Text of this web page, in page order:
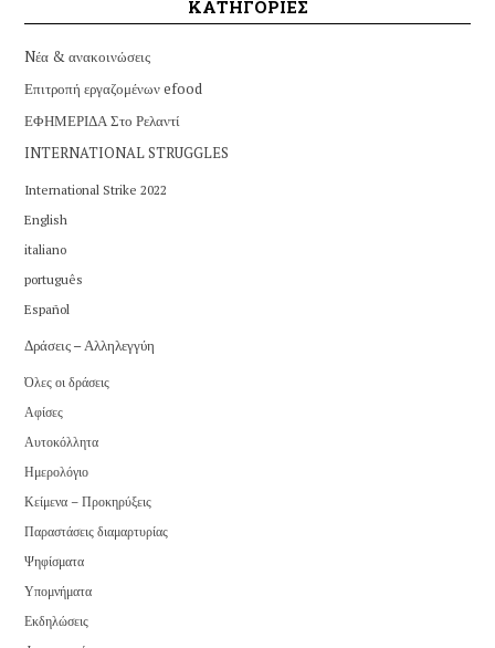
ΚΑΤΗΓΟΡΙΕΣ
Nέα & ανακοινώσεις
Επιτροπή εργαζομένων efood
ΕΦΗΜΕΡΙΔΑ Στο Ρελαντί
INTERNATIONAL STRUGGLES
International Strike 2022
English
italiano
português
Español
Δράσεις – Αλληλεγγύη
Όλες οι δράσεις
Αφίσες
Αυτοκόλλητα
Ημερολόγιο
Κείμενα – Προκηρύξεις
Παραστάσεις διαμαρτυρίας
Ψηφίσματα
Υπομνήματα
Εκδηλώσεις